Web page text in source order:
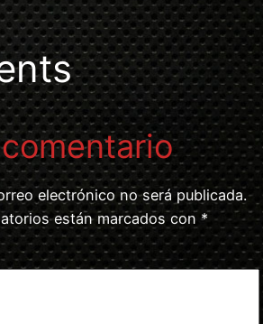
electrónico no será publicada.
están marcados con *